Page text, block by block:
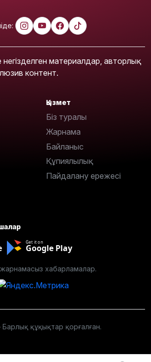
материалдар, авторлық
контент.
Қызмет
Біз туралы
Жарнама
Байланыс
Құпиялылық
Пайдалану ережесі
Get it on
Google Play
жарнамасыз хабарламалар.
құқықтар қорғалған.